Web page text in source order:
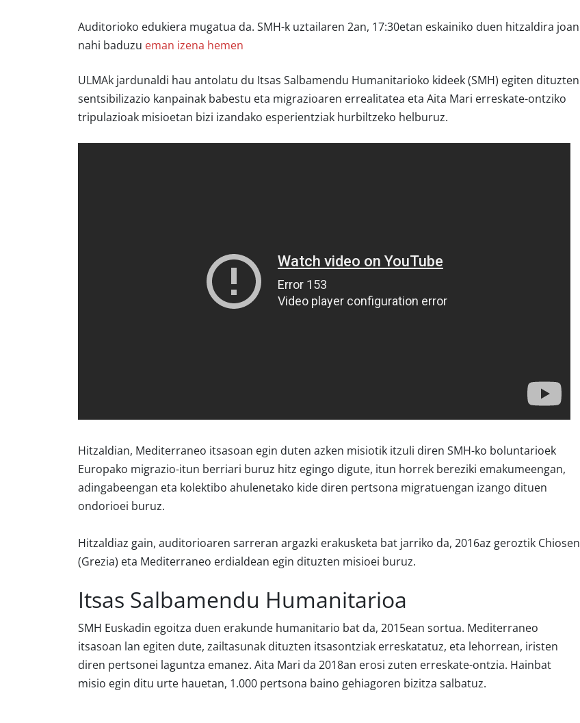
Auditorioko edukiera mugatua da. SMH-k uztailaren 2an, 17:30etan eskainiko duen hitzaldira joan
nahi baduzu eman izena hemen
ULMAk jardunaldi hau antolatu du Itsas Salbamendu Humanitarioko kideek (SMH) egiten dituzten
sentsibilizazio kanpainak babestu eta migrazioaren errealitatea eta Aita Mari erreskate-ontziko
tripulazioak misioetan bizi izandako esperientziak hurbiltzeko helburuz.
Hitzaldian, Mediterraneo itsasoan egin duten azken misiotik itzuli diren SMH-ko boluntarioek
Europako migrazio-itun berriari buruz hitz egingo digute, itun horrek bereziki emakumeengan,
adingabeengan eta kolektibo ahulenetako kide diren pertsona migratuengan izango dituen
ondorioei buruz.
Hitzaldiaz gain, auditorioaren sarreran argazki erakusketa bat jarriko da, 2016az geroztik Chiosen
(Grezia) eta Mediterraneo erdialdean egin dituzten misioei buruz.
Itsas Salbamendu Humanitarioa
SMH Euskadin egoitza duen erakunde humanitario bat da, 2015ean sortua. Mediterraneo
itsasoan lan egiten dute, zailtasunak dituzten itsasontziak erreskatatuz, eta lehorrean, iristen
diren pertsonei laguntza emanez. Aita Mari da 2018an erosi zuten erreskate-ontzia. Hainbat
misio egin ditu urte hauetan, 1.000 pertsona baino gehiagoren bizitza salbatuz.